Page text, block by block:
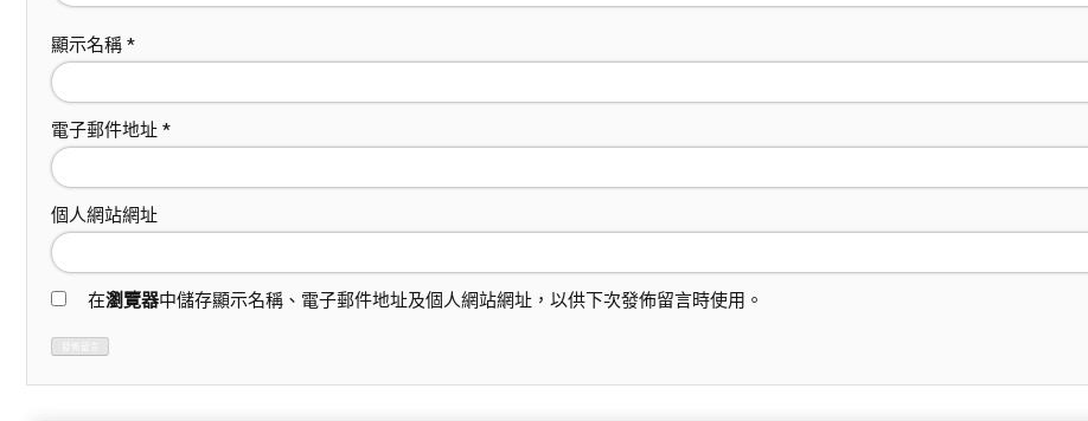
顯示名稱 *
電子郵件地址 *
個人網站網址
在瀏覽器中儲存顯示名稱、電子郵件地址及個人網站網址，以供下次發佈留言時使用。